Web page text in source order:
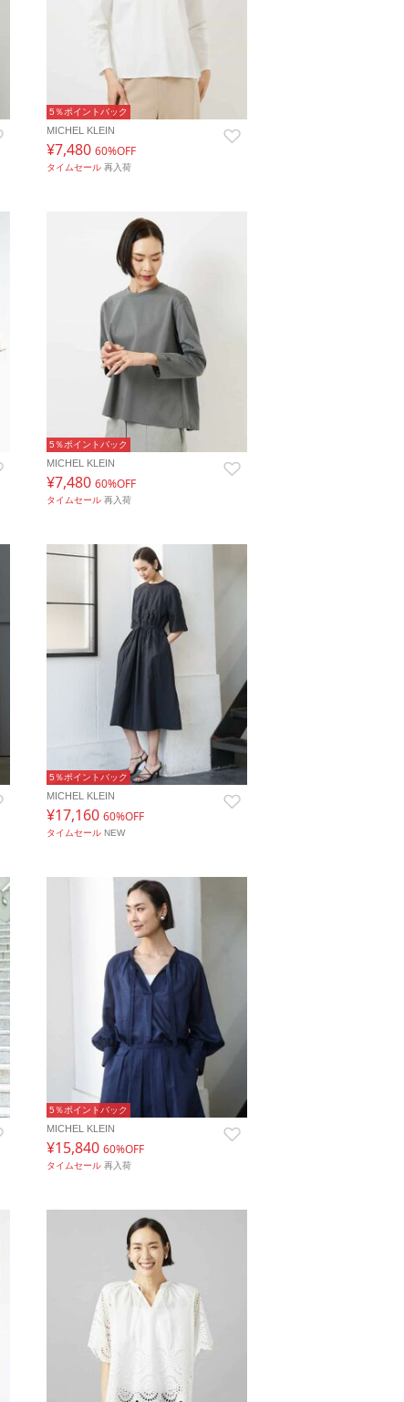
5％ポイントバック
MICHEL KLEIN
¥7,480 60%OFF
タイムセール 再入荷
5％ポイントバック
MICHEL KLEIN
¥7,480 60%OFF
タイムセール 再入荷
5％ポイントバック
MICHEL KLEIN
¥17,160 60%OFF
タイムセール NEW
5％ポイントバック
MICHEL KLEIN
¥15,840 60%OFF
タイムセール 再入荷